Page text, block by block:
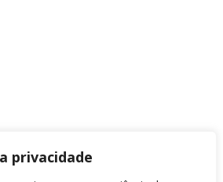
privacidade